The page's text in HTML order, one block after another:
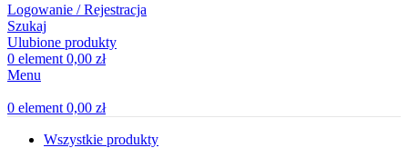
Logowanie / Rejestracja
Szukaj
Ulubione produkty
0 element 0,00 zł
Menu
0 element 0,00 zł
Wszystkie produkty